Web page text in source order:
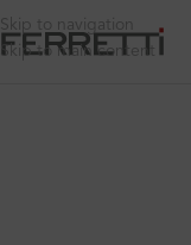
Skip to navigation
Skip to main content